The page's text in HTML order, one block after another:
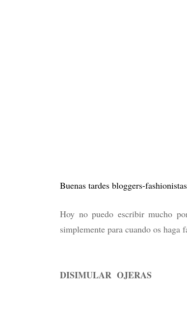
Buenas tardes bloggers-
Hoy no puedo escribir mucho
simplemente para cuando os
DISIMULAR OJERAS